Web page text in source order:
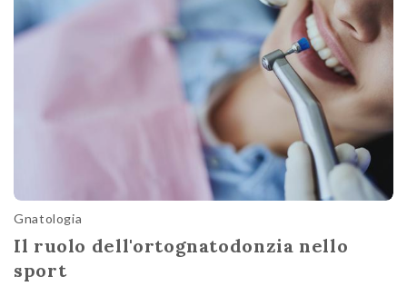
Gnatologia
Il ruolo dell'ortognatodonzia nello
sport